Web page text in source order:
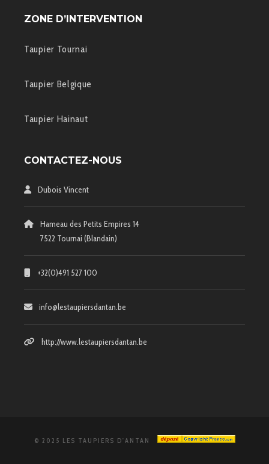
ZONE D’INTERVENTION
Taupier Tournai
Taupier Belgique
Taupier Hainaut
CONTACTEZ-NOUS
Dubois Vincent
Hameau des Petits Empires 14
7522 Tournai (Blandain)
+32(0)491 527 100
info@lestaupiersdantan.be
http://www.lestaupiersdantan.be
© 2025 LES TAUPIERS D'ANTAN